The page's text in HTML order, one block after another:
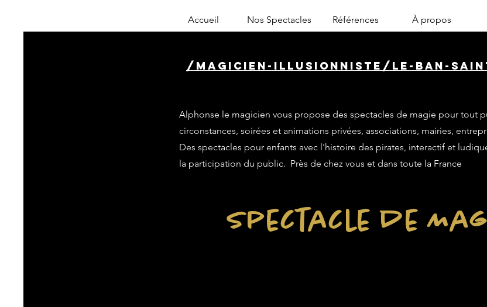
Accueil Nos Spectacles Références À propos
/magicien-illusionniste/le-ban-
Alphonse le magicien vous propose des spectacles de magie pour tout
circonstances, soirées et animations privées, associations, mairies,
Des spectacles pour enfants avec l'histoire des pirates, interactif et
la participation du public. Près de chez vous et dans toute la France
Spectacle de